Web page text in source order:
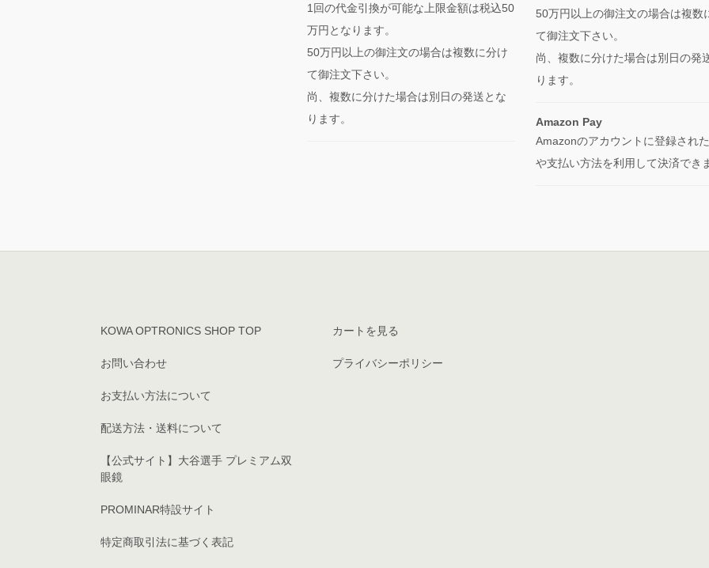
1回の代金引換が可能な上限金額は税込50
万円となります。
50万円以上の御注文の場合は複数に分け
て御注文下さい。
尚、複数に分けた場合は別日の発送とな
ります。
50万円以上の御注文の場合は複数
て御注文下さい。
尚、複数に分けた場合は別日の発
ります。
Amazon Pay
Amazonのアカウントに登録され
や支払い方法を利用して決済でき
KOWA OPTRONICS SHOP TOP
お問い合わせ
お支払い方法について
配送方法・送料について
【公式サイト】大谷選手 プレミアム双
眼鏡
PROMINAR特設サイト
特定商取引法に基づく表記
カートを見る
プライバシーポリシー